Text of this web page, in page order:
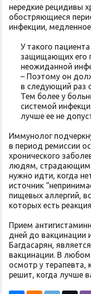
нередкие рецидивы
обостряющиеся
инфекции,
У такого
защищающих его
неожиданной
– Поэтому он
в следующий раз
Тем более у
системой
лучше ее не
Иммунолог
в период ремиссии
хронического
людям, страдающим
нужно идти, когда
источник
пищевых аллергий,
которых есть
Прием
дней до вакцинации
Багдасарян,
вакцинации. В любом
осмотр у терапевта,
решит, когда лучше